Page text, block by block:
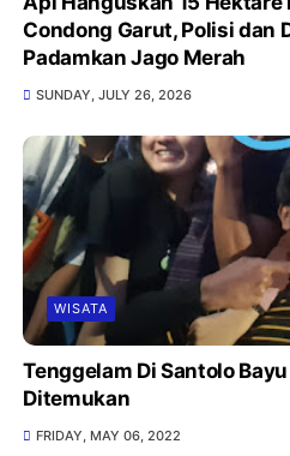
Condong Garut, Polisi dan
Padamkan Jago Merah
SUNDAY, JULY 26, 2026
WISATA
Tenggelam Di Santolo Bayu Aditya Belum
Ditemukan
FRIDAY, MAY 06, 2022